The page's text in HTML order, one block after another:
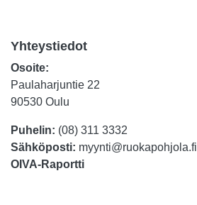
Yhteystiedot
Osoite:
Paulaharjuntie 22
90530 Oulu
Puhelin: (08) 311 3332
Sähköposti: myynti@ruokapohjola.fi
OIVA-Raportti